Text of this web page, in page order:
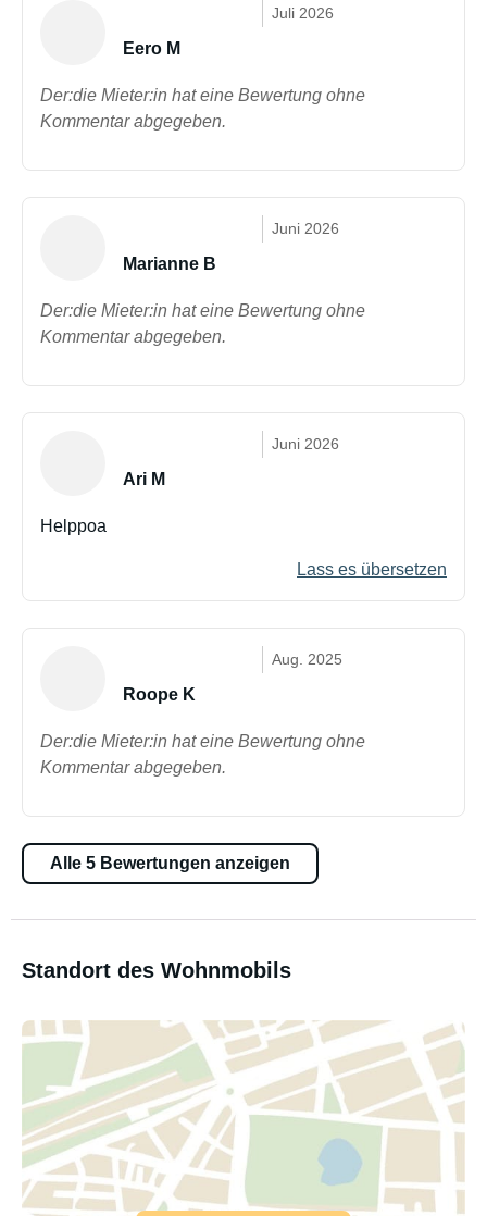
Juli 2026
Eero M
Der:die Mieter:in hat eine Bewertung ohne
Kommentar abgegeben.
Juni 2026
Marianne B
Der:die Mieter:in hat eine Bewertung ohne
Kommentar abgegeben.
Juni 2026
Ari M
Helppoa
Lass es übersetzen
Aug. 2025
Roope K
Der:die Mieter:in hat eine Bewertung ohne
Kommentar abgegeben.
Alle 5 Bewertungen anzeigen
Standort des Wohnmobils